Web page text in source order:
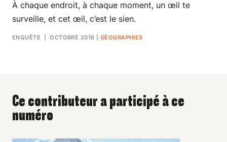
À chaque endroit, à chaque moment, un œil te
surveille, et cet œil, c’est le sien.
ENQUÊTE | OCTOBRE 2018 GÉOGRAPHIES
Ce contributeur a participé à ce
numéro